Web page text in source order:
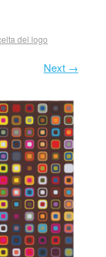
del logo
Next →